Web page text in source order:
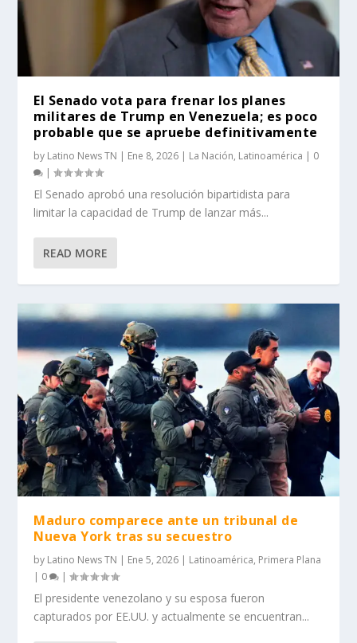
El Senado vota para frenar los planes
militares de Trump en Venezuela; es poco
probable que se apruebe definitivamente
by Latino News TN | Ene 8, 2026 | La Nación, Latinoamérica | 0
|
El Senado aprobó una resolución bipartidista para
limitar la capacidad de Trump de lanzar más...
READ MORE
Maduro comparece ante un tribunal de
Nueva York tras su secuestro
by Latino News TN | Ene 5, 2026 | Latinoamérica, Primera Plana
| 0 |
El presidente venezolano y su esposa fueron
capturados por EE.UU. y actualmente se encuentran...